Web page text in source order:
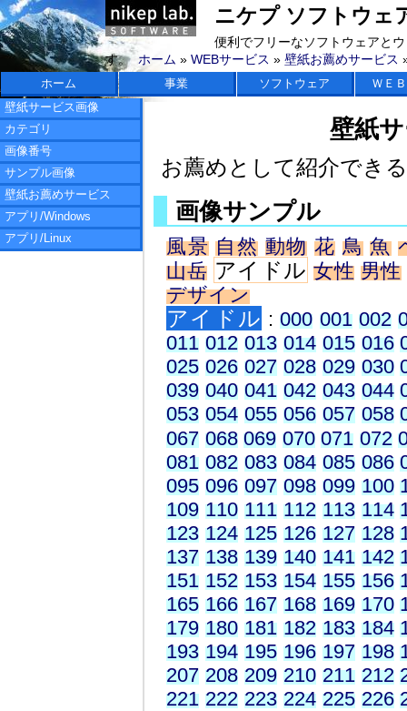
ニケプ ソフトウェ
便利でフリーなソフトウェアと
す。 ホーム »WEBサービス »壁紙お薦めサービス
ホーム 事業 ソフトウェア
ＷＥ
壁紙サービス画像
カテゴリ
画像番号
サンプル画像
壁紙お薦めサービス
アプリ/Windows
アプリ/Linux
壁紙
お薦めとして紹介でき
画像サンプル
風景 自然 動物 花 鳥 魚
山岳 アイドル 女性 男性
デザイン
アイドル :000 001 002
011 012 013 014 015 016
025 026 027 028 029 030
039 040 041 042 043 044
053 054 055 056 057 058
067 068 069 070 071 072
081 082 083 084 085 086
095 096 097 098 099 100
109 110 111 112 113 114
123 124 125 126 127 128
137 138 139 140 141 142
151 152 153 154 155 156
165 166 167 168 169 170
179 180 181 182 183 184
193 194 195 196 197 198
207 208 209 210 211 212
221 222 223 224 225 226